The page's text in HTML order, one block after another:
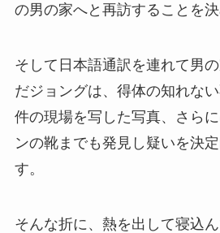
の男の家へと再訪することを決
そして日本語通訳を連れて男
だジョングは、得体の知れな
件の現場を写した写真、さら
ンの靴までも発見し疑いを決
す。
そんな折に、熱を出して寝込